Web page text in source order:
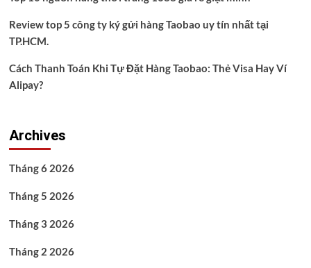
Review top 5 công ty ký gửi hàng Taobao uy tín nhất tại
TP.HCM.
Cách Thanh Toán Khi Tự Đặt Hàng Taobao: Thẻ Visa Hay Ví
Alipay?
Archives
Tháng 6 2026
Tháng 5 2026
Tháng 3 2026
Tháng 2 2026